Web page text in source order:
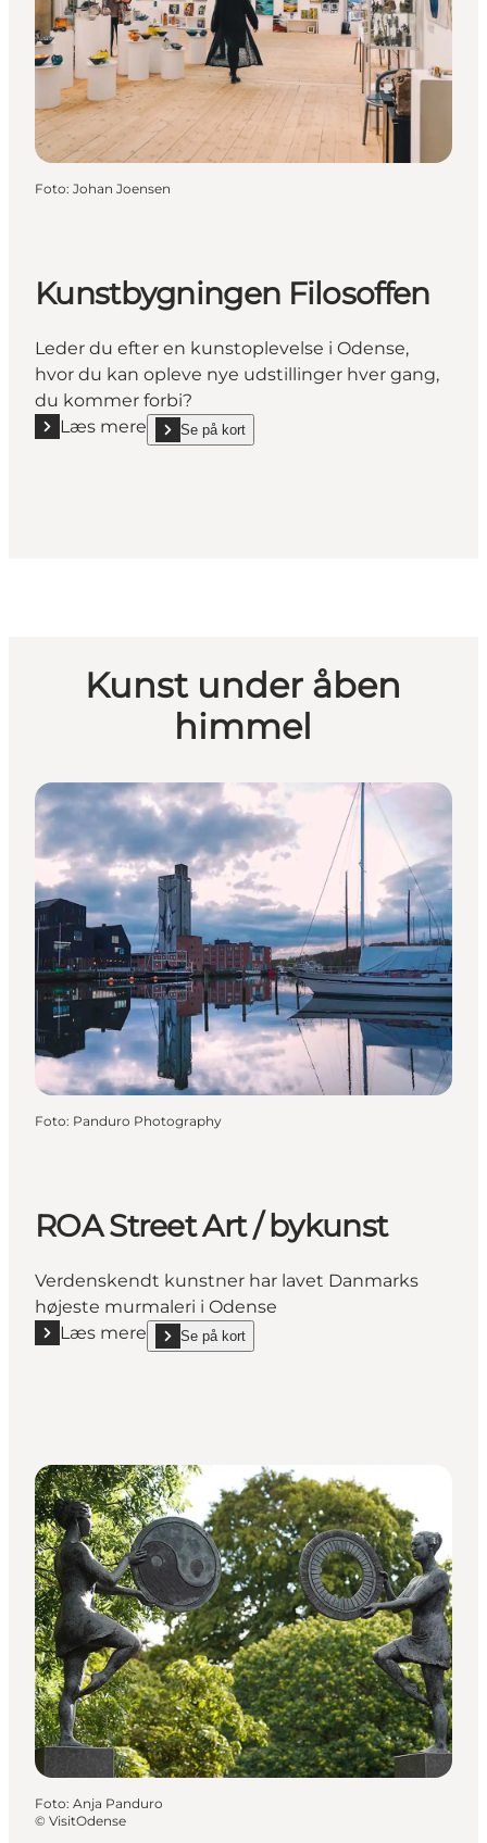
Foto: Johan Joensen
Kunstbygningen Filosoffen
Leder du efter en kunstoplevelse i Odense,
hvor du kan opleve nye udstillinger hver gang,
du kommer forbi?
Læs mere
Læs mere "Kunstbygningen Filosoffen"
Se på kort
show Kunstbygningen Filosoffen on_map
Kunst under åben
himmel
Foto: Panduro Photography
ROA Street Art / bykunst
Verdenskendt kunstner har lavet Danmarks
højeste murmaleri i Odense
Læs mere
Læs mere "ROA Street Art / bykunst"
Se på kort
show ROA Street Art / bykunst on_map
Foto: Anja Panduro
© VisitOdense